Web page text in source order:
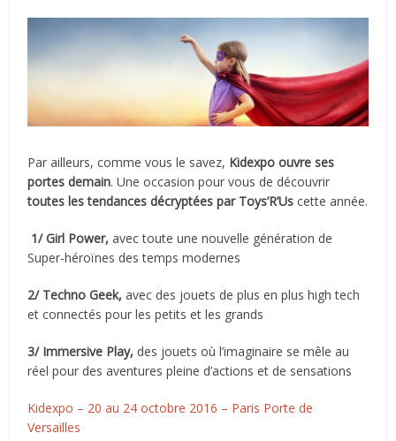
Par ailleurs, comme vous le savez, Kidexpo ouvre ses
portes demain. Une occasion pour vous de découvrir
toutes les tendances décryptées par Toys’R’Us cette année.
1/ Girl Power, avec toute une nouvelle génération de
Super-héroïnes des temps modernes
2/ Techno Geek, avec des jouets de plus en plus high tech
et connectés pour les petits et les grands
3/ Immersive Play, des jouets où l’imaginaire se mêle au
réel pour des aventures pleine d’actions et de sensations
Kidexpo – 20 au 24 octobre 2016 – Paris Porte de
Versailles